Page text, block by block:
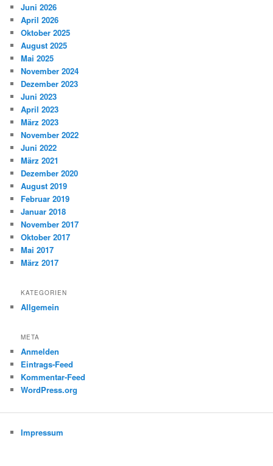
Juni 2026
April 2026
Oktober 2025
August 2025
Mai 2025
November 2024
Dezember 2023
Juni 2023
April 2023
März 2023
November 2022
Juni 2022
März 2021
Dezember 2020
August 2019
Februar 2019
Januar 2018
November 2017
Oktober 2017
Mai 2017
März 2017
KATEGORIEN
Allgemein
META
Anmelden
Eintrags-Feed
Kommentar-Feed
WordPress.org
Impressum